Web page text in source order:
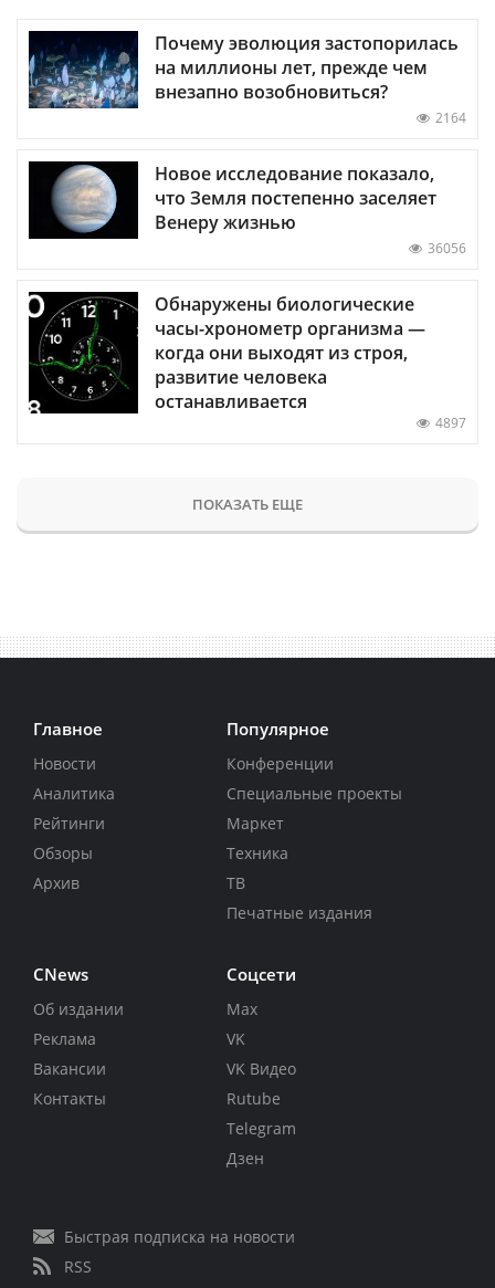
Почему эволюция застопорилась
на миллионы лет, прежде чем
внезапно возобновиться?
2164
Новое исследование показало,
что Земля постепенно заселяет
Венеру жизнью
36056
Обнаружены биологические
часы-хронометр организма —
когда они выходят из строя,
развитие человека
останавливается
4897
ПОКАЗАТЬ ЕЩЕ
Главное
Новости
Аналитика
Рейтинги
Обзоры
Архив
Популярное
Конференции
Специальные проекты
Маркет
Техника
ТВ
Печатные издания
CNews
Об издании
Реклама
Вакансии
Контакты
Соцсети
Max
VK
VK Видео
Rutube
Telegram
Дзен
Быстрая подписка на новости
RSS